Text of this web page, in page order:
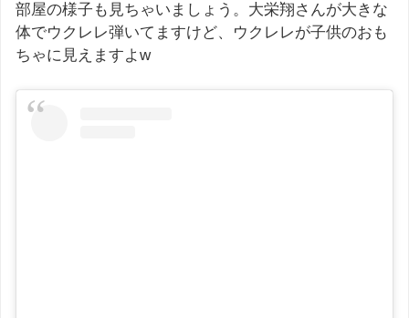
部屋の様子も見ちゃいましょう。大栄翔さんが大きな
体でウクレレ弾いてますけど、ウクレレが子供のおも
ちゃに見えますよw